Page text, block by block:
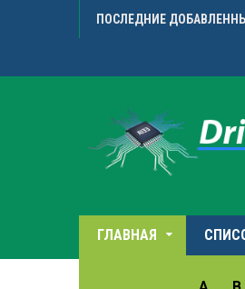
ПОСЛЕДНИЕ
ГЛАВНАЯ